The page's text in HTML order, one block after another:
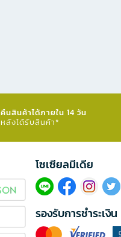
คืนสินค้าได้ภายใน 14 วัน
หลังได้รับสินค้า*
โซเซียลมีเดีย​
รองรับการชำระเงิน